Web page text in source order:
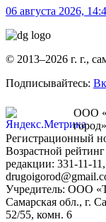
06 августа 2026,
© 2013–2026 г. г.,
Подписывайтесь:
ООО
Регистрационный
Возрастной
редакции: 331-11-
Учредитель: ООО
Самарская обл., г.
52/55, комн. 6